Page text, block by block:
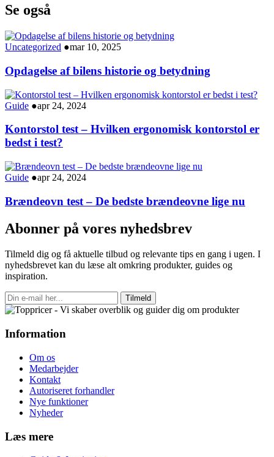
Se også
Uncategorized ●mar 10, 2025
Opdagelse af bilens historie og betydning
Guide ●apr 24, 2024
Kontorstol test – Hvilken ergonomisk kontorstol er
bedst i test?
Guide ●apr 24, 2024
Brændeovn test – De bedste brændeovne lige nu
Abonner på vores nyhedsbrev
Tilmeld dig og få aktuelle tilbud og relevante tips en gang i ugen. I
nyhedsbrevet kan du læse alt omkring produkter, guides og
inspiration.
Tilmeld
Information
Om os
Medarbejder
Kontakt
Autoriseret forhandler
Nye funktioner
Nyheder
Læs mere